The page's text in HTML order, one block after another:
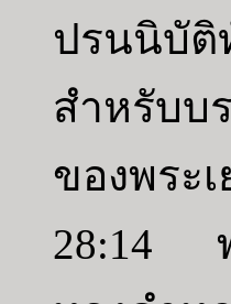
ปรนนิบั
สำหรับบ
ของพระ
28:14 พ